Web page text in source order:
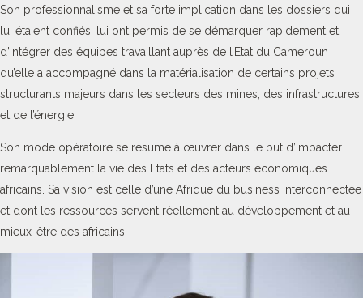
Son professionnalisme et sa forte implication dans les dossiers qui
lui étaient confiés, lui ont permis de se démarquer rapidement et
d’intégrer des équipes travaillant auprès de l’Etat du Cameroun
qu’elle a accompagné dans la matérialisation de certains projets
structurants majeurs dans les secteurs des mines, des infrastructures
et de l’énergie.
Son mode opératoire se résume à œuvrer dans le but d’impacter
remarquablement la vie des Etats et des acteurs économiques
africains. Sa vision est celle d’une Afrique du business interconnectée
et dont les ressources servent réellement au développement et au
mieux-être des africains.